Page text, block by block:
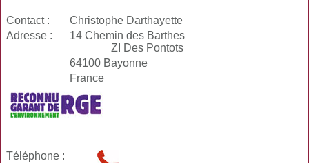
Contact :
Christophe Darthayette
Adresse :
14 Chemin des Barthes
ZI Des Pontots
64100 Bayonne
France
Téléphone :